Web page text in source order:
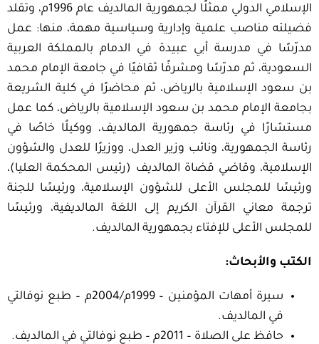
الإسلامي الدولي ممثلًا لجمهورية المالديف عام 1996م، وتقلد
فضيلته مناصب علمية وإدارية وسياسية مهمة، منها: عمل
مدرّسًا في مدرسة أبي عبيدة في الدمام بالمملكة العربية
السعودية، ثم مدرّسًا ومشرفًا ثقافيًا في جامعة الإمام محمد
بن سعود الإسلامية بالرياض، ثم محاضرًا في كلية الشريعة
بجامعة الإمام محمد بن سعود الإسلامية بالرياض، كما عمل
مستشارًا في رئاسة جمهورية المالديف، ووكيلًا خاصًا في
رئاسة الجمهورية، ونائب وزير العدل، ووزيرًا للعدل والشؤون
الإسلامية، وقاضي قضاة المالديف (رئيس المحكمة العليا)،
ورئيسًا للمجلس الأعلى للشؤون الإسلامية، ورئيسًا للجنة
ترجمة معاني القرآن الكريم إلى اللغة المالديفية، ورئيسًا
للمجلس الأعلى للإفتاء بجمهورية المالديف.
الكتب والأبحاث:
سيرة أمهات المؤمنين – 1999م/2004م – طبع نوفالتي
في المالديف.
حافظ على الصلاة – 2011م – طبع نوفالتي في المالديف.